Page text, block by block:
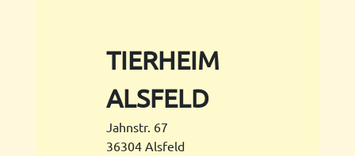
TIERHEIM
ALSFELD
Jahnstr. 67
36304 Alsfeld